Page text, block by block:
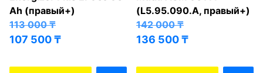
Ah (правый+)
113 000₸
107 500₸
(L5.95.090.A, правый+)
142 000₸
136 500₸